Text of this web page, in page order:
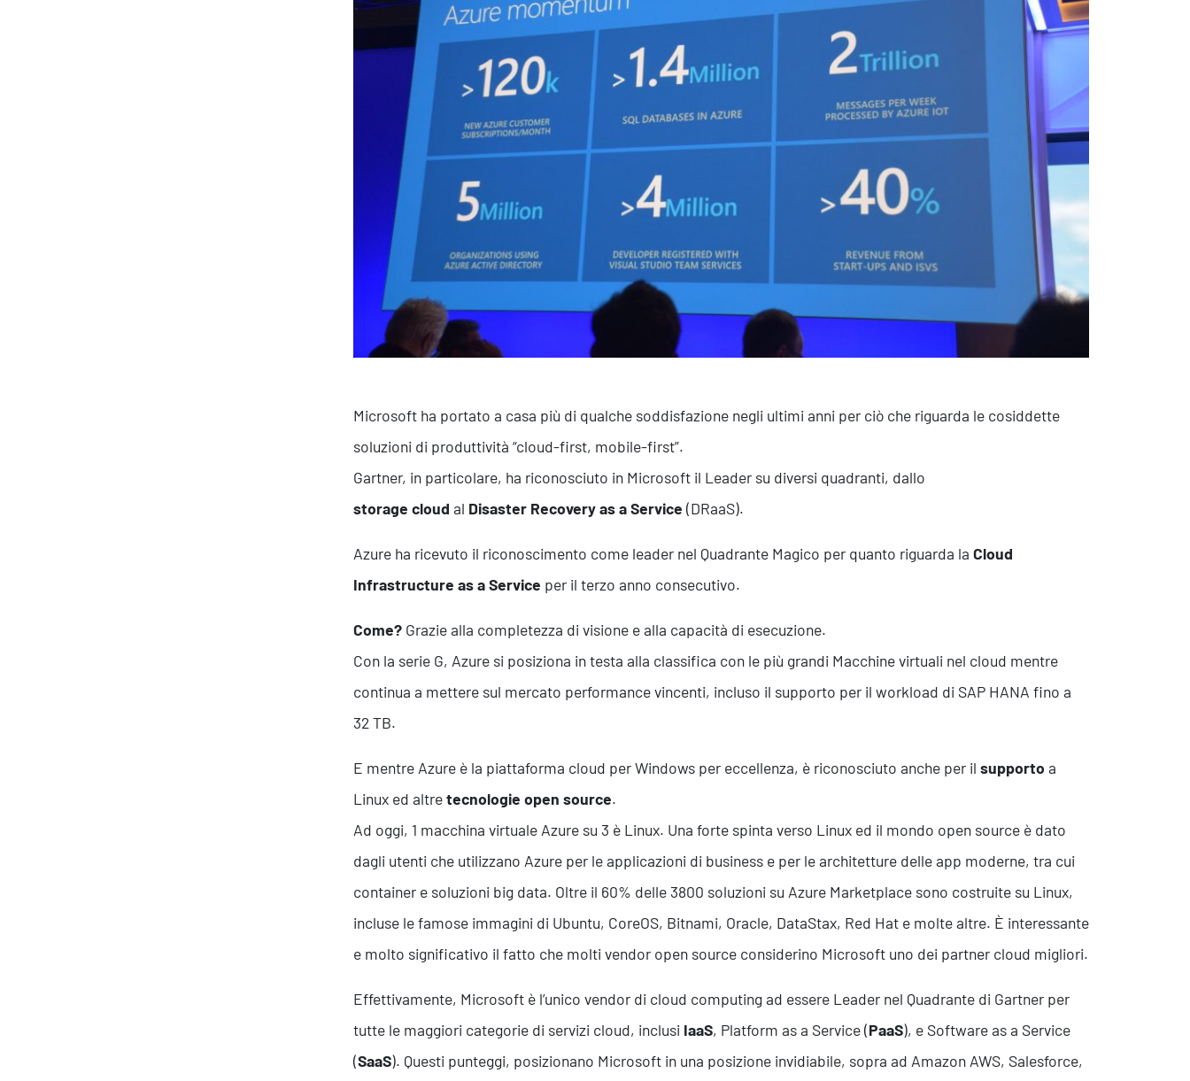
Project Management
Finanza & Gestione Economica
Risk Management
Sistemi di Gestione
Cyber Security
Microsoft ha portato a casa più di qualche soddisfazione negli ultimi anni per ciò che riguarda le cosiddette
soluzioni di produttività “cloud-first, mobile-first”.
Gartner, in particolare, ha riconosciuto in Microsoft il Leader su diversi quadranti, dallo
storage cloud al Disaster Recovery as a Service (DRaaS).
Azure ha ricevuto il riconoscimento come leader nel Quadrante Magico per quanto riguarda la Cloud
Infrastructure as a Service per il terzo anno consecutivo.
Come? Grazie alla completezza di visione e alla capacità di esecuzione.
Con la serie G, Azure si posiziona in testa alla classifica con le più grandi Macchine virtuali nel cloud mentre
continua a mettere sul mercato performance vincenti, incluso il supporto per il workload di SAP HANA fino a
32 TB.
E mentre Azure è la piattaforma cloud per Windows per eccellenza, è riconosciuto anche per il supporto a
Linux ed altretecnologie open source.
Ad oggi, 1 macchina virtuale Azure su 3 è Linux. Una forte spinta verso Linux ed il mondo open source è dato
dagli utenti che utilizzano Azure per le applicazioni di business e per le architetture delle app moderne, tra cui
container e soluzioni big data. Oltre il 60% delle 3800 soluzioni su Azure Marketplace sono costruite su Linux,
incluse le famose immagini di Ubuntu, CoreOS, Bitnami, Oracle, DataStax, Red Hat e molte altre. È interessante
e molto significativo il fatto che molti vendor open source considerino Microsoft uno dei partner cloud migliori.
Effettivamente, Microsoft è l’unico vendor di cloud computing ad essere Leader nel Quadrante di Gartner per
tutte le maggiori categorie di servizi cloud, inclusi IaaS, Platform as a Service (PaaS), e Software as a Service
(SaaS). Questi punteggi, posizionano Microsoft in una posizione invidiabile, sopra ad Amazon AWS, Salesforce,